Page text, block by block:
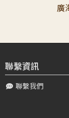
江〇〇
廣
聯繫資訊
聯繫我們